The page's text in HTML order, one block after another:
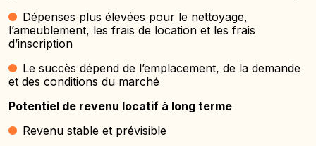
Dépenses plus élevées pour le nettoyage,
l’ameublement, les frais de location et les frais
d’inscription
Le succès dépend de l’emplacement, de la demande
et des conditions du marché
Potentiel de revenu locatif à long terme
Revenu stable et prévisible